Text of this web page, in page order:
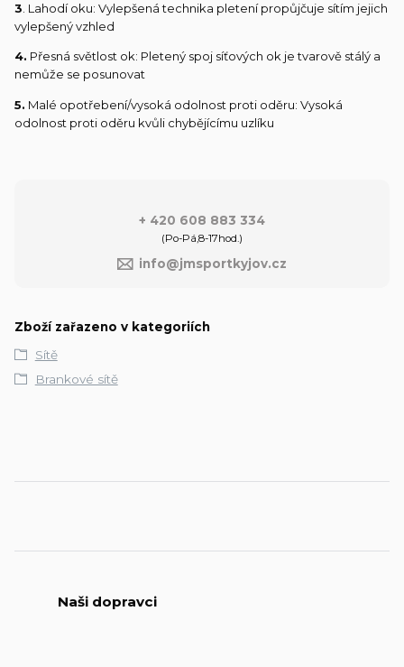
3 . Lahodí oku: Vylepšená technika pletení propůjčuje sítím jejich
vylepšený vzhled
4. Přesná světlost ok: Pletený spoj síťových ok je tvarově stálý a
nemůže se posunovat
5. Malé opotřebení/vysoká odolnost proti oděru: Vysoká
odolnost proti oděru kvůli chybějícímu uzlíku
+ 420 608 883 334
(Po-Pá,8-17hod.)
info@jmsportkyjov.cz
Zboží zařazeno v kategoriích
Sítě
Brankové sítě
Naši dopravci